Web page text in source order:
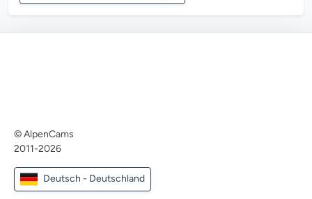
© AlpenCams
2011-2026
Deutsch - Deutschland